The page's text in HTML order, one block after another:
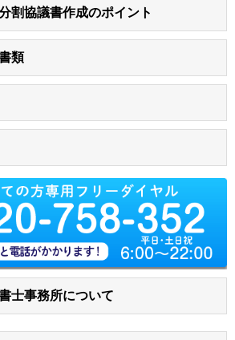
割協議書作成のポイント
類
士事務所について